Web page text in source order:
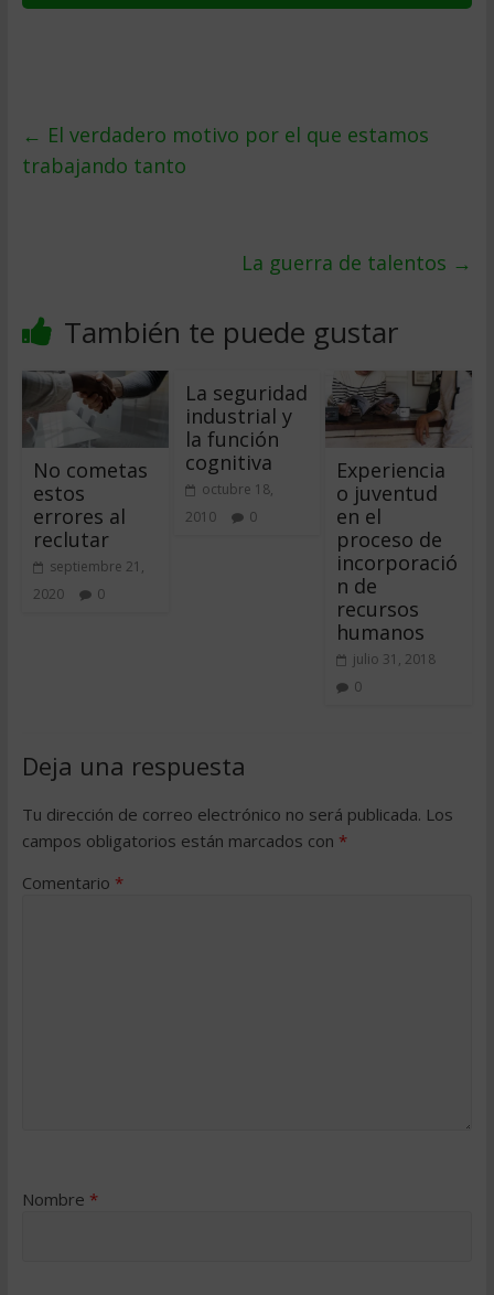
← El verdadero motivo por el que estamos
trabajando tanto
La guerra de talentos →
También te puede gustar
No cometas
estos
errores al
reclutar
septiembre 21,
2020
0
La seguridad
industrial y
la función
cognitiva
octubre 18,
2010
0
Experiencia
o juventud
en el
proceso de
incorporació
n de
recursos
humanos
julio 31, 2018
0
Deja una respuesta
Tu dirección de correo electrónico no será publicada. Los
campos obligatorios están marcados con *
Comentario *
Nombre *